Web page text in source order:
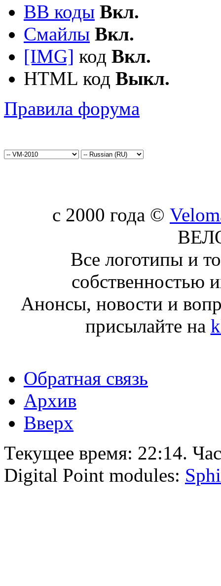
BB коды Вкл.
Смайлы Вкл.
[IMG] код Вкл.
HTML код Выкл.
Правила форума
c 2000 года ©
Все логотипы и
собственностью
Анонсы, новости и
присылайте на
Обратная связь
Архив
Вверх
Текущее время: 22:14.
Digital Point modules: